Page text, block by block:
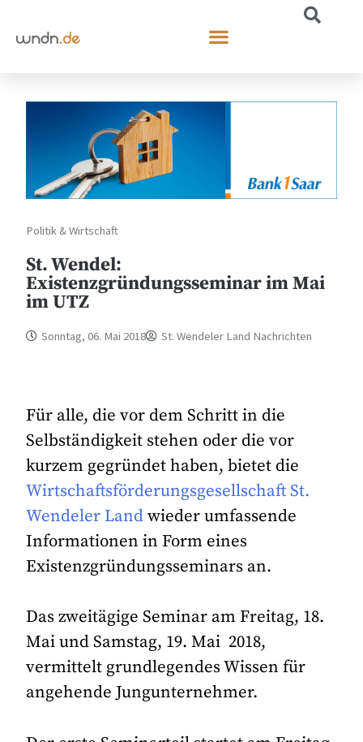
Politik & Wirtschaft
St. Wendel:
Existenzgründungsseminar im Mai
im UTZ
Sonntag, 06. Mai 2018 St. Wendeler Land Nachrichten
Für alle, die vor dem Schritt in die
Selbständigkeit stehen oder die vor
kurzem gegründet haben, bietet die
Wirtschaftsförderungsgesellschaft St.
Wendeler Landwieder umfassende
Informationen in Form eines
Existenzgründungsseminars an.
Das zweitägige Seminar am Freitag, 18.
Mai und Samstag, 19. Mai 2018,
vermittelt grundlegendes Wissen für
angehende Jungunternehmer.